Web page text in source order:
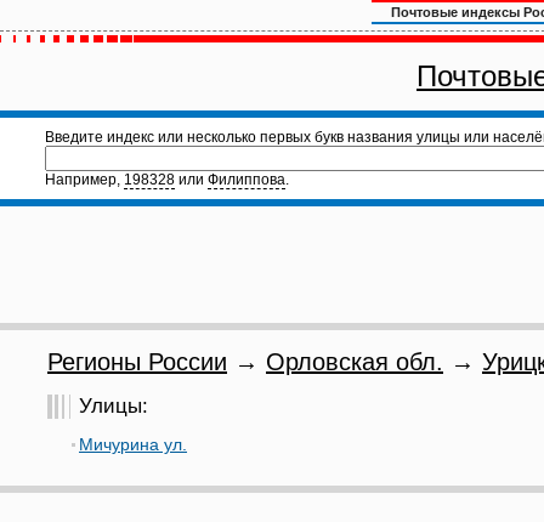
Почтовые индексы
Введите индекс или несколько первых букв названия улицы или
Например, 198328 или Филиппова.
Регионы России → Орловская обл. →
Улицы:
Мичурина ул.